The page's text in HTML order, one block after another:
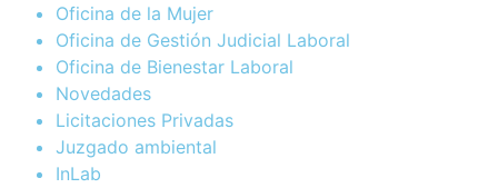
Oficina de la Mujer
Oficina de Gestión Judicial Laboral
Oficina de Bienestar Laboral
Novedades
Licitaciones Privadas
Juzgado ambiental
InLab